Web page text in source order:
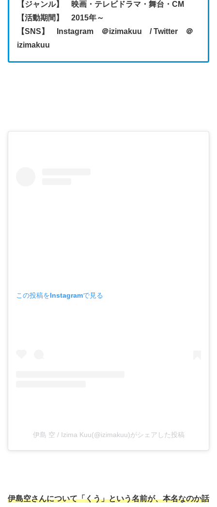
【ジャンル】 映画・テレビドラマ・舞台・CM
【活動期間】 2015年～
【SNS】 Instagram ＠izimakuu / Twitter ＠
izimakuu
この投稿をInstagramで見る
伊島 空 / Izima Kuu(@izimakuu)がシェアした投稿
伊島空さんについて「くう」という名前が、本名なのか話